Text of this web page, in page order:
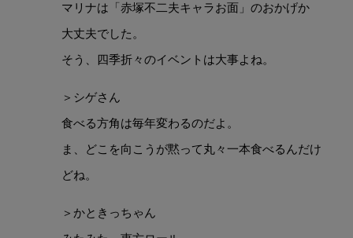
マリナは「赤塚不二夫キャラお面」のおかげか
大丈夫でした。
そう、四季折々のイベントは大事よね。
＞シゲさん
食べる方角は毎年変わるのだよ。
ま、どこを向こうが黙って丸々一本食べるんだけ
どね。
＞かときっちゃん